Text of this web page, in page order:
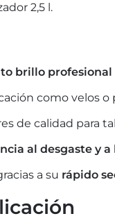
2,5 l.
brillo profesional
como velos o
de calidad para
al desgaste y
a su rápido